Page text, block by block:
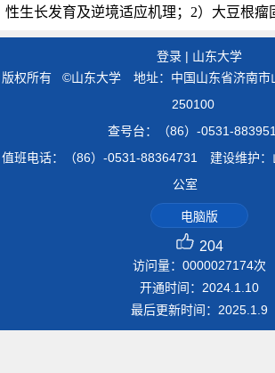
性生长发育及逆境适应机理；2）大豆根瘤
登录 | 山东大学
版权所有 ©山东大学 地址：中国山东省济南市
250100
查号台：（86）-0531-
值班电话：（86）-0531-88364731 建设维护：
公室
电脑版
204
访问量： 0000027174次
开通时间： 2024 1 10
最后更新时间： 2025 1 9